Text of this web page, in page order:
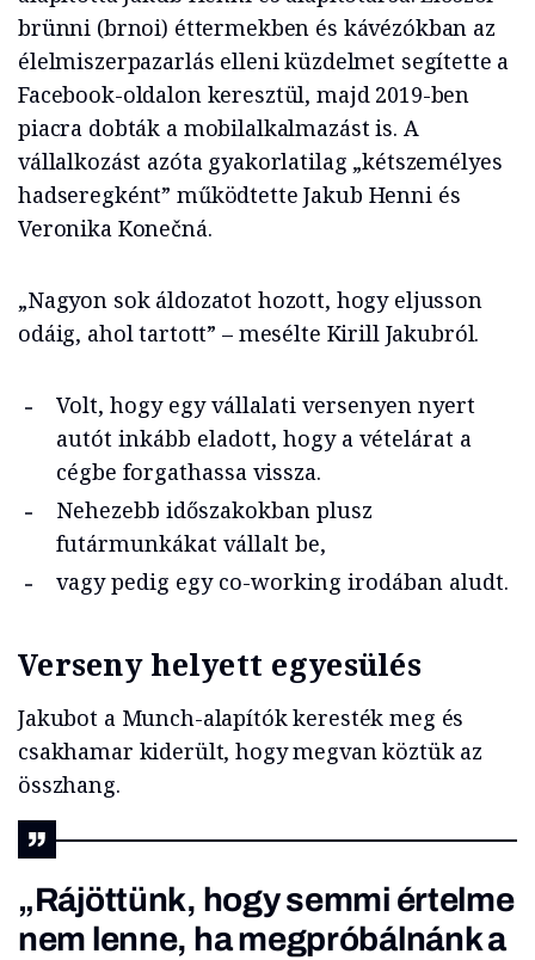
brünni (brnoi) éttermekben és kávézókban az
élelmiszerpazarlás elleni küzdelmet segítette a
Facebook-oldalon keresztül, majd 2019-ben
piacra dobták a mobilalkalmazást is. A
vállalkozást azóta gyakorlatilag „kétszemélyes
hadseregként” működtette Jakub Henni és
Veronika Konečná.
„Nagyon sok áldozatot hozott, hogy eljusson
odáig, ahol tartott” – mesélte Kirill Jakubról.
Volt, hogy egy vállalati versenyen nyert
autót inkább eladott, hogy a vételárat a
cégbe forgathassa vissza.
Nehezebb időszakokban plusz
futármunkákat vállalt be,
vagy pedig egy co-working irodában aludt.
Verseny helyett egyesülés
Jakubot a Munch-alapítók keresték meg és
csakhamar kiderült, hogy megvan köztük az
összhang.
„Rájöttünk, hogy semmi értelme
nem lenne, ha megpróbálnánk a